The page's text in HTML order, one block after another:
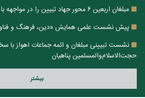
مبلغان اربعین ۶ محور جهاد تبیین را در مواجهه با زائران دنبال کنند
پیش نشست علمی همایش «دین، فرهنگ و
نشست تبیینی مبلغان و ائمه جماعات اهواز با
حجت‌الاسلام‌والمسلمین پناهیان
بيشتر